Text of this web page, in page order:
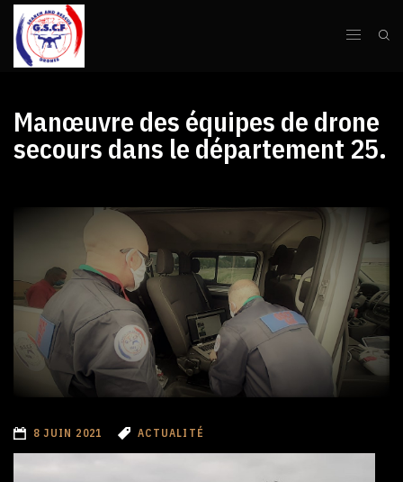
Manœuvre des équipes de drone
secours dans le département 25.
8 JUIN 2021 ACTUALITÉ